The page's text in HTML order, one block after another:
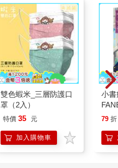
雙色蝦米_三層防護口
罩（2入）
特價 35 元
加入購物車
小
成
79 折